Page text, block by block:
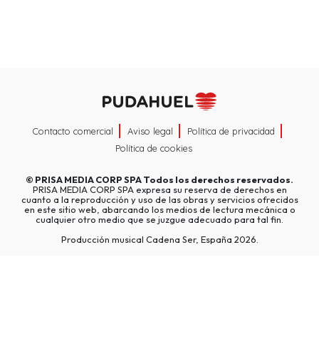
Contacto comercial Aviso legal
Política de privacidad
Política de cookies
© PRISA MEDIA CORP SPATodos los derechos reservados.
PRISA MEDIA CORP SPA expresa su reserva de derechos en
cuanto a la reproducción y uso de las obras y servicios ofrecidos
en este sitio web, abarcando los medios de lectura mecánica o
cualquier otro medio que se juzgue adecuado para tal fin.
Producción musical Cadena Ser, España 2026.